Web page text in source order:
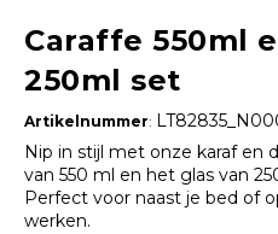
Caraffe 550ml
250ml set
Artikelnummer:
Nip in stijl met onze karaf en
van 550 ml en het glas van
Perfect voor naast je bed of
werken.